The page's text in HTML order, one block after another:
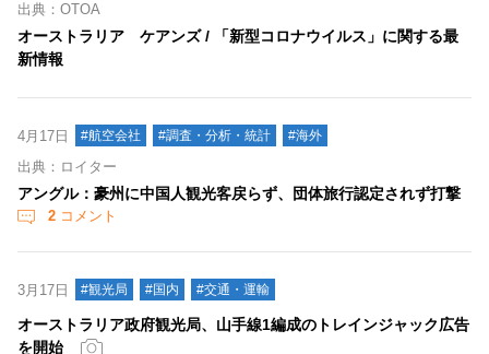
出典：OTOA
オーストラリア ケアンズ / 「新型コロナウイルス」に関する最
新情報
4月17日 #航空会社 #調査・分析・統計 #海外
出典：ロイター
アングル：豪州に中国人観光客戻らず、団体旅行認定されず打撃
2 コメント
3月17日 #観光局 #国内 #交通・運輸
オーストラリア政府観光局、山手線1編成のトレインジャック広告
を開始